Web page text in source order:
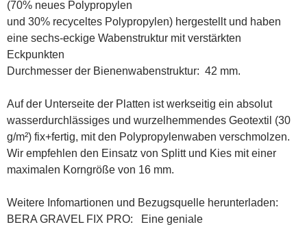
(70% neues Polypropylen
und 30% recyceltes Polypropylen) hergestellt und haben
eine sechs-eckige Wabenstruktur mit verstärkten
Eckpunkten
Durchmesser der Bienenwabenstruktur: 42 mm.
Auf der Unterseite der Platten ist werkseitig ein absolut
wasserdurchlässiges und wurzelhemmendes Geotextil (30
g/m²) fix+fertig, mit den Polypropylenwaben verschmolzen.
Wir empfehlen den Einsatz von Splitt und Kies mit einer
maximalen Korngröße von 16 mm.
Weitere Infomartionen und Bezugsquelle herunterladen:
BERA GRAVEL FIX PRO: Eine geniale